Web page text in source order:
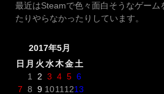
最近はSteamで色々面白そうなゲーム
たりやらなかったりしています。
2017年5月
日 月 火水木金土
1
2 3 4 5 6
7 8 9 1011 1213